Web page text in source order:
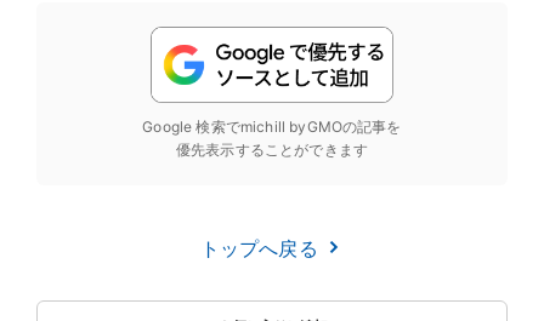
Google 検索でmichill byGMOの記事を
優先表示することができます
トップへ戻る